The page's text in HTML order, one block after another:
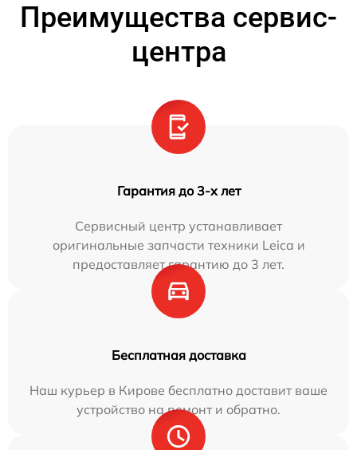
Преимущества сервис-
центра
Гарантия до 3-х лет
Сервисный центр устанавливает
оригинальные запчасти техники Leica и
предоставляет гарантию до 3 лет.
Бесплатная доставка
Наш курьер в Кирове бесплатно доставит ваше
устройство на ремонт и обратно.